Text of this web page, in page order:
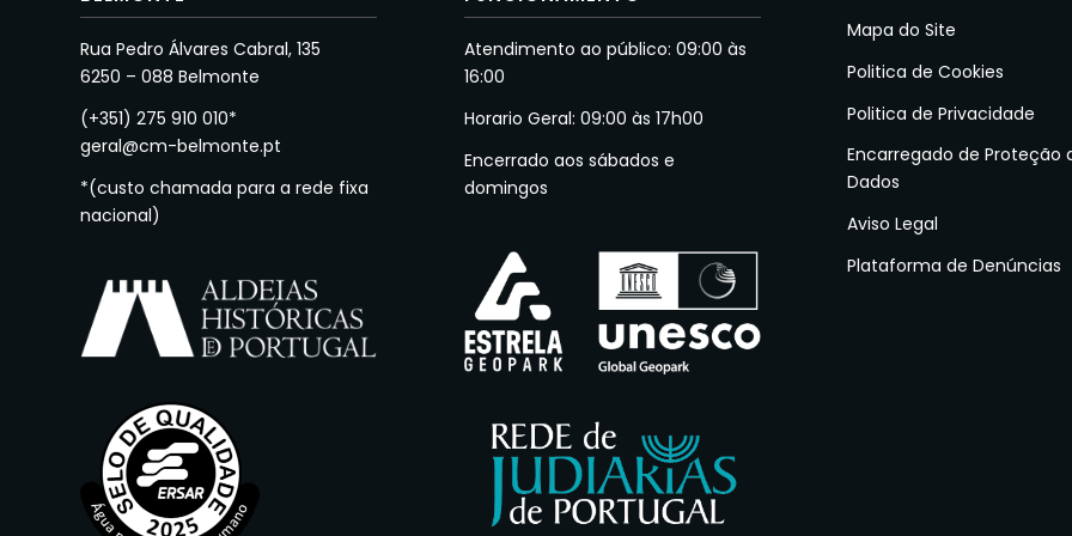
Rua Pedro Álvares Cabral, 135
6250 – 088 Belmonte
(+351) 275 910 010*
geral@cm-belmonte.pt
*(custo chamada para a rede fixa
nacional)
Atendimento ao público: 09:00 às
16:00
Horario Geral: 09:00 às 17h00
Encerrado aos sábados e
domingos
Mapa do Site
Politica de Cookies
Politica de Privacidade
Encarregado de Proteção
Dados
Aviso Legal
Plataforma de Denúncias